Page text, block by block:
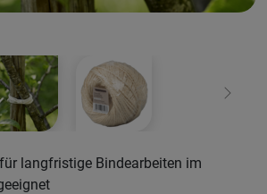
Weiter
langfristige Bindearbeiten im